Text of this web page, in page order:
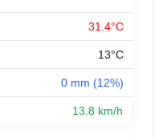
31.4°C
13°C
0 mm (12%)
13.8 km/h